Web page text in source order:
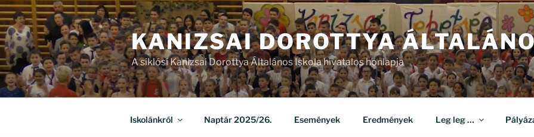
Tartalomhoz
KANIZSAI DOROTTYA
A siklósi Kanizsai Dorottya Általános Iskola hivatalos honlapja
Iskolánkról Naptár 2025/26. Események Eredmények Leg leg …